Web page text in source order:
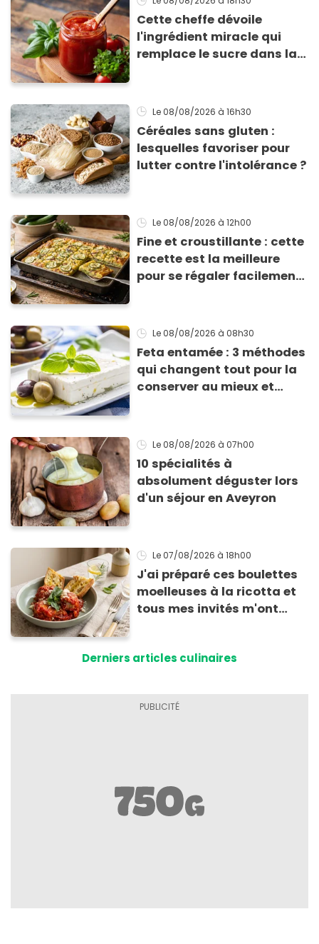
Cette cheffe dévoile
l'ingrédient miracle qui
remplace le sucre dans la
Le 08/08/2026 à 16h30
Céréales sans gluten :
lesquelles favoriser pour
lutter contre l'intolérance ?
Le 08/08/2026 à 12h00
Fine et croustillante : cette
recette est la meilleure
pour se régaler facilement
Le 08/08/2026 à 08h30
Feta entamée : 3 méthodes
qui changent tout pour la
conserver au mieux et
Le 08/08/2026 à 07h00
10 spécialités à
absolument déguster lors
d'un séjour en Aveyron
Le 07/08/2026 à 18h00
J'ai préparé ces boulettes
moelleuses à la ricotta et
tous mes invités m'ont
Derniers articles culinaires